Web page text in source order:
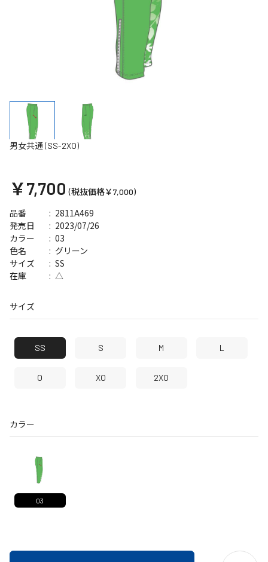
男女共通 (SS-2XO)
￥7,700 (税抜価格￥7,000)
品番 2811A469
発売日 2023/07/26
サイズ SS
カラー 03
在庫 △
色名 グリーン
サイズ
SS S M L
O XO 2XO
カラー
03